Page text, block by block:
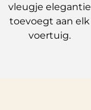
vleugje elegantie
toevoegt aan elk
voertuig.